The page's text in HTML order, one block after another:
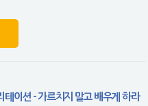
테이션 - 가르치지 말고 배우게 하라